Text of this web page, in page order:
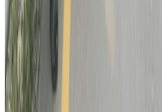
रोमानियामा रेलको
घाइते
२०२६ अगस्ट ४
अष्ट्रेलियामा नर्सको तलब